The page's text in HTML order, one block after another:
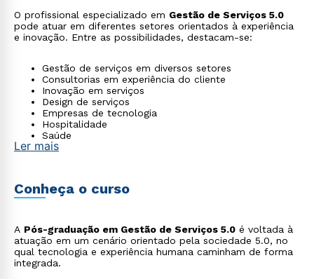
O profissional especializado em Gestão de Serviços 5.0
pode atuar em diferentes setores orientados à experiência
e inovação. Entre as possibilidades, destacam-se:
Gestão de serviços em diversos setores
Consultorias em experiência do cliente
Inovação em serviços
Design de serviços
Empresas de tecnologia
Hospitalidade
Saúde
Educação
Ler mais
Conheça o curso
A Pós-graduação em Gestão de Serviços 5.0 é voltada à
atuação em um cenário orientado pela sociedade 5.0, no
qual tecnologia e experiência humana caminham de forma
integrada.